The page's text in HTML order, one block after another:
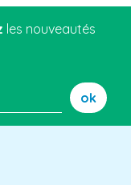
les nouveautés
ok